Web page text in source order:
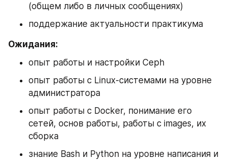
(общем либо в личных сообщениях)
поддержание актуальности практикума
Ожидания:
опыт работы и настройки Ceph
опыт работы с Linux-системами на уровне
администратора
опыт работы с Docker, понимание его
сетей, основ работы, работы с images, их
сборка
знание Bash и Python на уровне написания и